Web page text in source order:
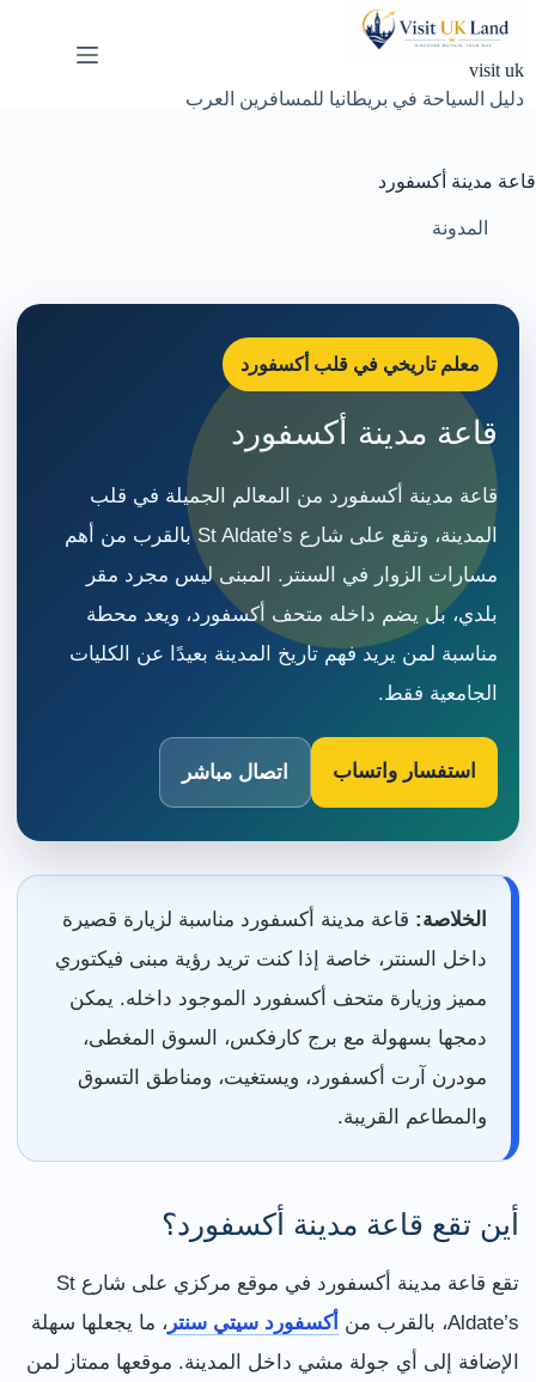
visit uk
دليل السياحة في بريطانيا للمسافرين العرب
قاعة مدينة أكسفورد
المدونة
معلم تاريخي في قلب أكسفورد
قاعة مدينة أكسفورد
قاعة مدينة أكسفورد من المعالم الجميلة في قلب
المدينة، وتقع على شارع St Aldate’s بالقرب من أهم
مسارات الزوار في السنتر. المبنى ليس مجرد مقر
بلدي، بل يضم داخله متحف أكسفورد، ويعد محطة
مناسبة لمن يريد فهم تاريخ المدينة بعيدًا عن الكليات
الجامعية فقط.
استفسار واتساب اتصال مباشر
الخلاصة: قاعة مدينة أكسفورد مناسبة لزيارة قصيرة
داخل السنتر، خاصة إذا كنت تريد رؤية مبنى فيكتوري
مميز وزيارة متحف أكسفورد الموجود داخله. يمكن
دمجها بسهولة مع برج كارفكس، السوق المغطى،
مودرن آرت أكسفورد، ويستغيت، ومناطق التسوق
والمطاعم القريبة.
أين تقع قاعة مدينة أكسفورد؟
تقع قاعة مدينة أكسفورد في موقع مركزي على شارع St
Aldate’s، بالقرب من
أكسفورد سيتي سنتر ، ما يجعلها سهلة
الإضافة إلى أي جولة مشي داخل المدينة. موقعها ممتاز لمن